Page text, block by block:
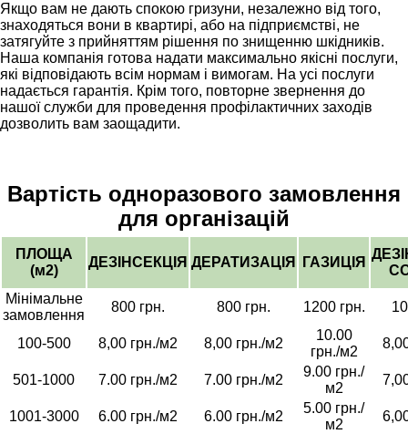
Якщо вам не дають спокою гризуни, незалежно від того,
знаходяться вони в квартирі, або на підприємстві, не
затягуйте з прийняттям рішення по знищенню шкідників.
Наша компанія готова надати максимально якісні послуги,
які відповідають всім нормам і вимогам. На усі послуги
надається гарантія. Крім того, повторне звернення до
нашої служби для проведення профілактичних заходів
дозволить вам заощадити.
Вартість одноразового замовлення
для організацій
ПЛОЩА
(м2)
ДЕЗІНСЕКЦІЯ ДЕРАТИЗАЦІЯ ГАЗИЦІЯ
Мінімальне
замовлення
800 грн. 800 грн. 1200 грн.
100-500 8,00 грн./м2 8,00 грн./м2
10.00
грн./м2
501-1000 7.00 грн./м2 7.00 грн./м2
9.00 грн./
м2
1001-3000 6.00 грн./м2 6.00 грн./м2
5.00 грн./
м2